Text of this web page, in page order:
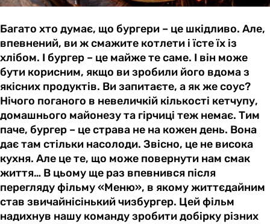
Багато хто думає, що бургери – це шкідливо. Але,
впевнений, ви ж смажите котлети і їсте їх із
хлібом. І бургер – це майже те саме. І він може
бути корисним, якщо ви зробили його вдома з
якісних продуктів. Ви запитаєте, а як же соус?
Нічого поганого в невеличкій кількості кетчупу,
домашнього майонезу та гірчиці теж немає. Тим
паче, бургер – це страва не на кожен день. Вона
дає там стільки насолоди. Звісно, це не висока
кухня. Але це те, що може повернути нам смак
життя… В цьому ще раз впевнився після
перегляду фільму «Меню», в якому життєдайним
став звичайнісінький чизбургер. Цей фільм
надихнув нашу команду зробити добірку різних